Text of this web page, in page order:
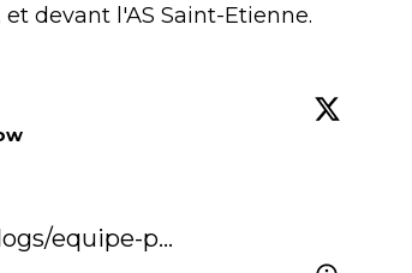
devant l'AS Saint-Etienne.
equipe-p…